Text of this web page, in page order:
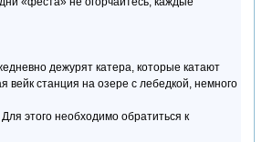
дежурят катера, которые катают
вейк станция на озере с лебедкой, немного
этого необходимо обратиться к